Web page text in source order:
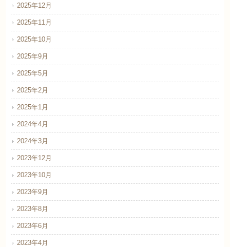
2025年12月
2025年11月
2025年10月
2025年9月
2025年5月
2025年2月
2025年1月
2024年4月
2024年3月
2023年12月
2023年10月
2023年9月
2023年8月
2023年6月
2023年4月